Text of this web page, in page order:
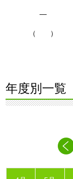
―
（ ）
年度別一覧